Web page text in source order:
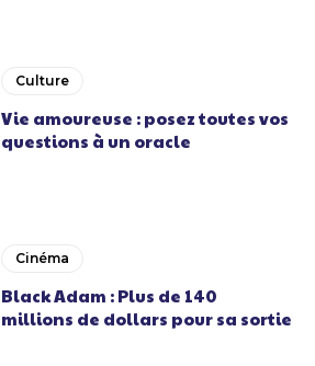
Culture
Vie amoureuse : posez toutes vos
questions à un oracle
Cinéma
Black Adam : Plus de 140
millions de dollars pour sa sortie